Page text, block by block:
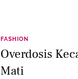
FASHION
Overdosis
Mati